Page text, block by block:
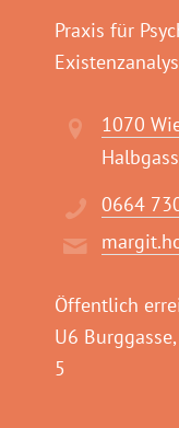
Praxis für
1070
0664
Öffentlich
U6
5